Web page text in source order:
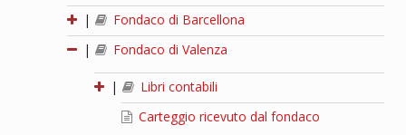
|
Fondaco di Barcellona
|
Fondaco di Valenza
|
Libri contabili
Carteggio ricevuto dal fondaco